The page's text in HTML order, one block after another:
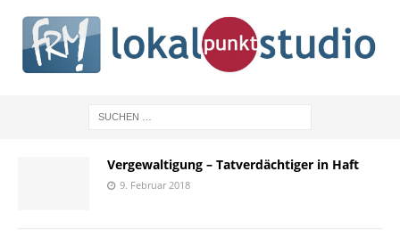
Vergewaltigung – Tatverdächtiger in Haft
9. Februar 2018